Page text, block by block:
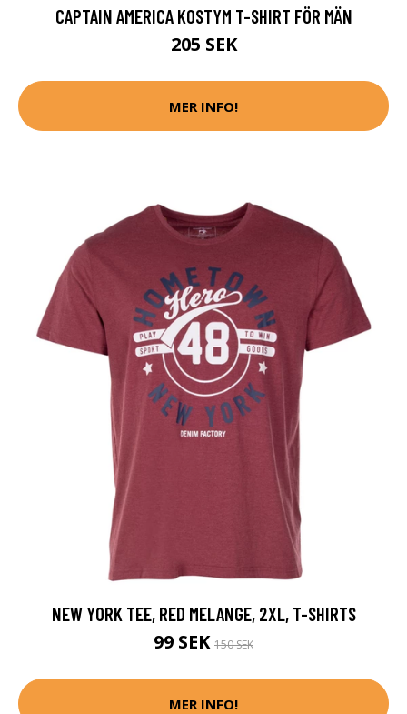
CAPTAIN AMERICA KOSTYM T-SHIRT FÖR MÄN
205 SEK
MER INFO!
NEW YORK TEE, RED MELANGE, 2XL, T-SHIRTS
99 SEK 150 SEK
MER INFO!